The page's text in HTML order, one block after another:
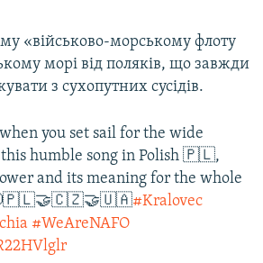
«військово-морському флоту
морі від поляків, що завжди
з сухопутних сусідів.
you set sail for the wide
this humble song in Polish 🇵🇱,
and its meaning for the whole
#Kralovec
#WeAreNAFO